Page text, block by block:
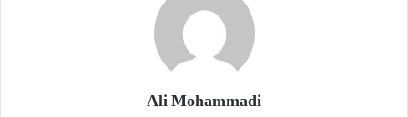
Ali Mohammadi